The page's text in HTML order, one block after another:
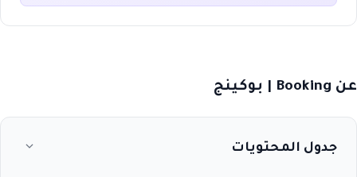
عن Booking | بوكينج
جدول المحتويات